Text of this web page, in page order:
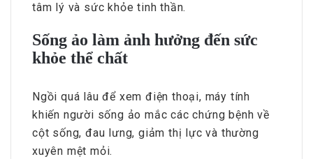
tâm lý và sức khỏe tinh thần.
Sống ảo làm ảnh hưởng đến sức
khỏe thể chất
Ngồi quá lâu để xem điện thoại, máy tính
khiến người sống ảo mắc các chứng bệnh về
cột sống, đau lưng, giảm thị lực và thường
xuyên mệt mỏi.